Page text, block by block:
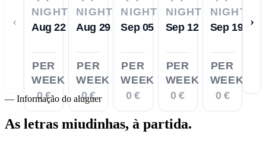
‹
NIGHTS
Aug 22
PER
WEEK
0 €
NIGHTS
Aug 29
PER
WEEK
0 €
NIGHTS
Sep 05
PER
WEEK
0 €
NIGHTS
Sep 12
PER
WEEK
0 €
NIGHTS
Sep 19
PER
WEEK
0 €
›
— Informação do aluguer
As letras miudinhas, à partida.